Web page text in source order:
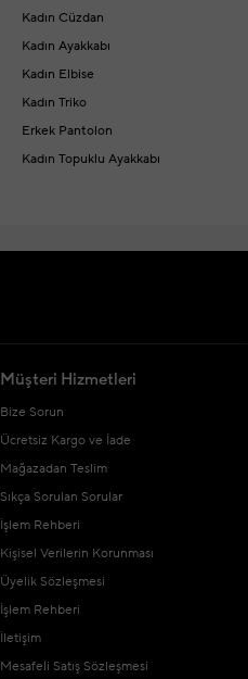
Kadın Cüzdan
Kadın Ayakkabı
Kadın Elbise
Kadın Triko
Erkek Pantolon
Kadın Topuklu Ayakkabı
Müşteri Hizmetleri
Bize Sorun
Ücretsiz Kargo ve İade
Mağazadan Teslim
Sıkça Sorulan Sorular
İşlem Rehberi
Kişisel Verilerin Korunması
Üyelik Sözleşmesi
İşlem Rehberi
İletişim
Mesafeli Satış Sözleşmesi